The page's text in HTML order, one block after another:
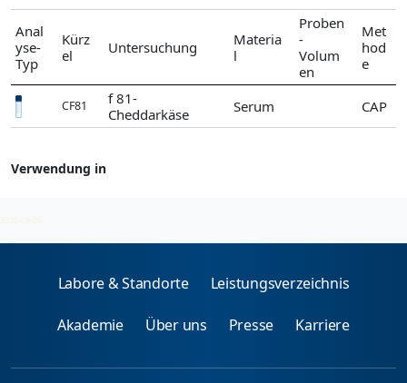
Anal
yse-
Typ
Kürz
el
Untersuchung
Materia
l
Proben
-
Volum
en
Met
hod
e
CF81
f 81-
Cheddarkäse
Serum CAP
Verwendung in
2026-08-06
Labore & Standorte Leistungsverzeichnis
Akademie Über uns Presse Karriere